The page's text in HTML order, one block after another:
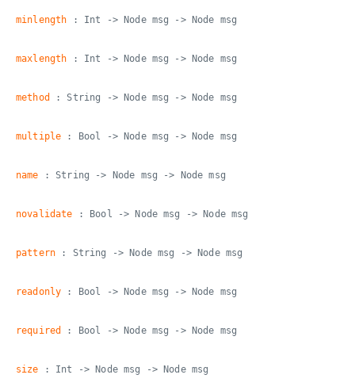
minlength : Int -> Node msg -> Node msg
maxlength : Int -> Node msg -> Node msg
method : String -> Node msg -> Node msg
multiple : Bool -> Node msg -> Node msg
name : String -> Node msg -> Node msg
novalidate : Bool -> Node msg -> Node msg
pattern : String -> Node msg -> Node msg
readonly : Bool -> Node msg -> Node msg
required : Bool -> Node msg -> Node msg
size : Int -> Node msg -> Node msg